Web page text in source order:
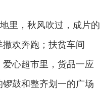
里，秋风吹过，成片的
欢奔跑；扶贫车间
心超市里，货品一应
鼓和整齐划一的广场